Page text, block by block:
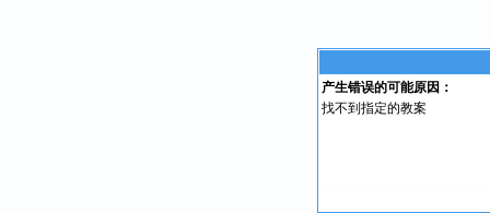
产生错误的可能原因：
找不到指定的教案